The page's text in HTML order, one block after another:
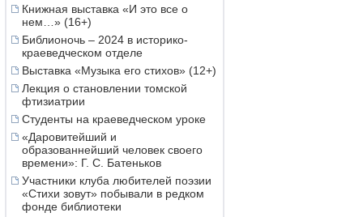
Книжная выставка «И это все о
нем…» (16+)
Библионочь – 2024 в историко-
краеведческом отделе
Выставка «Музыка его стихов» (12+)
Лекция о становлении томской
фтизиатрии
Студенты на краеведческом уроке
«Даровитейший и
образованнейший человек своего
времени»: Г. С. Батеньков
Участники клуба любителей поэзии
«Стихи зовут» побывали в редком
фонде библиотеки